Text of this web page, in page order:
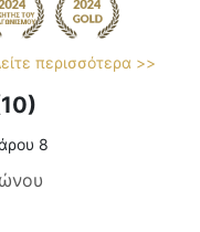
περισσότερα >>
8